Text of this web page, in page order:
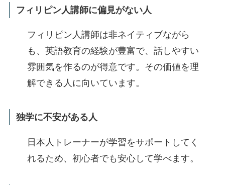
フィリピン人講師に偏見がない人
フィリピン人講師は非ネイティブながら
も、英語教育の経験が豊富で、話しやすい
雰囲気を作るのが得意です。その価値を理
解できる人に向いています。
独学に不安がある人
日本人トレーナーが学習をサポートしてく
れるため、初心者でも安心して学べます。